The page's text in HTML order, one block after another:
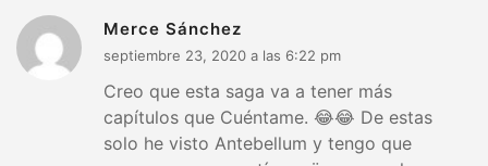
Merce Sánchez
septiembre 23, 2020 a las 6:22 pm
Creo que esta saga va a tener más
capítulos que Cuéntame. 😂😂 De estas
solo he visto Antebellum y tengo que